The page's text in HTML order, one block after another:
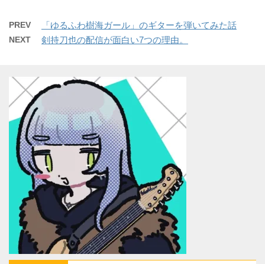
PREV 「ゆるふわ樹海ガール」のギターを弾いてみた話
NEXT 剣持刀也の配信が面白い7つの理由。